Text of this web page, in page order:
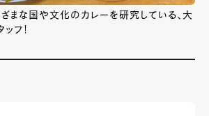
ざまな国や文化のカレーを研究している、大
スタッフ！